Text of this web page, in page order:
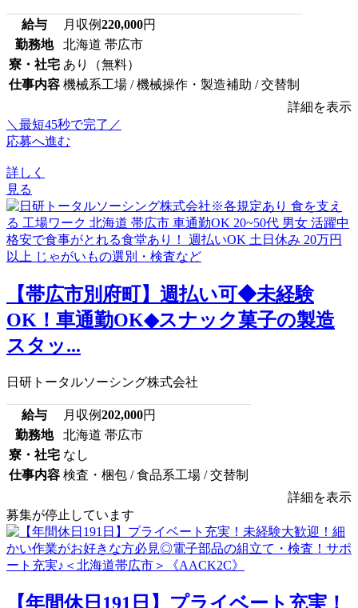
給与 月収例220,000円
勤務地
北海道 帯広市
寮・社宅 あり（無料）
仕事内容 機械系工場 / 機械操作・製造補助 / 交替制
詳細を表示
＼最短45秒で完了／
応募へ進む
詳しく
見る
【帯広市別府町】週払い可◆未経験
OK！車通勤OK◆スナック菓子の製造
スタッ...
日研トータルソーシング株式会社
給与 月収例202,000円
勤務地
北海道 帯広市
寮・社宅 なし
仕事内容 検査・梱包 / 食品系工場 / 交替制
詳細を表示
募集が停止しています
【年間休日191日】プライベート充実！